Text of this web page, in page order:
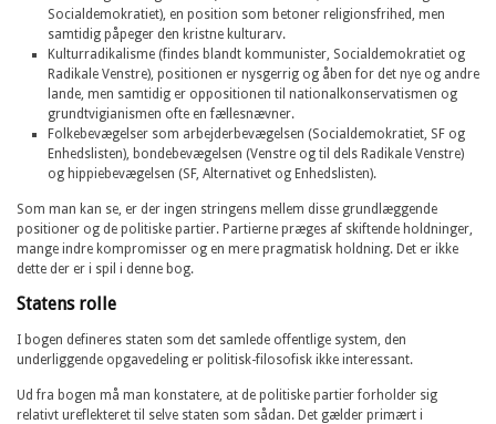
Socialdemokratiet), en position som betoner religionsfrihed, men
samtidig påpeger den kristne kulturarv.
Kulturradikalisme (findes blandt kommunister, Socialdemokratiet og
Radikale Venstre), positionen er nysgerrig og åben for det nye og andre
lande, men samtidig er oppositionen til nationalkonservatismen og
grundtvigianismen ofte en fællesnævner.
Folkebevægelser som arbejderbevægelsen (Socialdemokratiet, SF og
Enhedslisten), bondebevægelsen (Venstre og til dels Radikale Venstre)
og hippiebevægelsen (SF, Alternativet og Enhedslisten).
Som man kan se, er der ingen stringens mellem disse grundlæggende
positioner og de politiske partier. Partierne præges af skiftende holdninger,
mange indre kompromisser og en mere pragmatisk holdning. Det er ikke
dette der er i spil i denne bog.
Statens rolle
I bogen defineres staten som det samlede offentlige system, den
underliggende opgavedeling er politisk-filosofisk ikke interessant.
Ud fra bogen må man konstatere, at de politiske partier forholder sig
relativt ureflekteret til selve staten som sådan. Det gælder primært i